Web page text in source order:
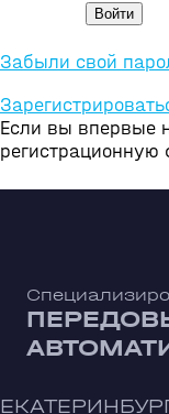
Забыли свой
Если вы впервые
регистрационную